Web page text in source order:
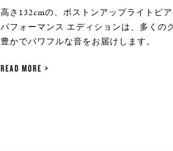
高さ132cmの、ボストンアップライトピ
パフォーマンス エディションは、多くの
豊かでパワフルな音をお届けします。
READ MORE